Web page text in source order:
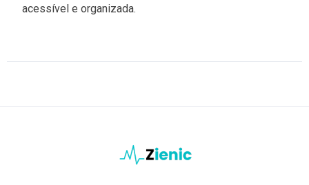
acessível e organizada.